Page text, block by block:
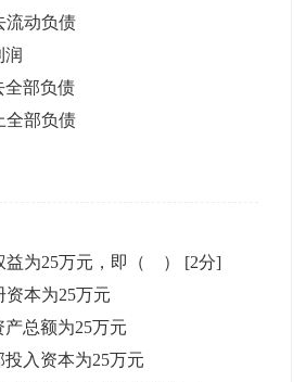
流动负债
润
全部负债
全部负债
益为25万元，即（ ） [2分]
资本为25万元
总额为25万元
入资本为25万元